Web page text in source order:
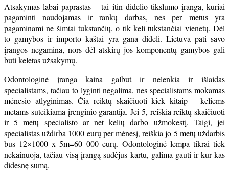
Atsakymas labai paprastas – tai itin didelio tikslumo įranga, kuriai
pagaminti naudojamas ir rankų darbas, nes per metus yra
pagaminami ne šimtai tūkstančių, o tik keli tūkstančiai vienetų. Dėl
to gamybos ir importo kaštai yra gana dideli. Lietuva pati savo
įrangos negamina, nors dėl atskirų jos komponentų gamybos gali
būti keletas užsakymų.
Odontologinė įranga kaina galbūt ir nelenkia ir išlaidas
specialistams, tačiau to lyginti negalima, nes specialistams mokamas
mėnesio atlyginimas. Čia reiktų skaičiuoti kiek kitaip – keliems
metams suteikiama įrenginio garantija. Jei 5, reiškia reiktų skaičiuoti
ir 5 metų specialisto ar net kelių darbo užmokestį. Taigi, jei
specialistas uždirba 1000 eurų per mėnesį, reiškia jo 5 metų uždarbis
bus 12×1000 x 5m=60 000 eurų. Odontologinė lempa tikrai tiek
nekainuoja, tačiau visą įrangą sudėjus kartu, galima gauti ir kur kas
didesnę sumą.